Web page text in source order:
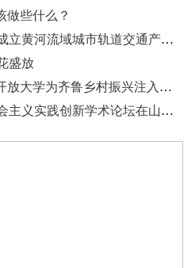
做些什么？
济南工程职业技术学院牵头成立黄河流域城市轨道交通产教融合共同体
盛放
十年深耕育“领头雁”！山东开放大学为齐鲁乡村振兴注入人才活水
第二届中国共产党与世界社会主义实践创新学术论坛在山东大学召开